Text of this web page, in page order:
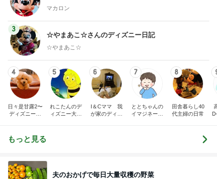
マカロン
3
☆やまあこ☆さんのディズニー日記
☆やまあこ☆
4
日々是甘露2〜
ディズニー風
5
れこたんのデ
ィズニー大好
6
I＆Cママ 我
が家のディズ
7
ととちゃんの
イマジネーシ
8
田舎暮らし40
代主婦の日常
もっと見る
夫のおかげで毎日大量収穫の野菜